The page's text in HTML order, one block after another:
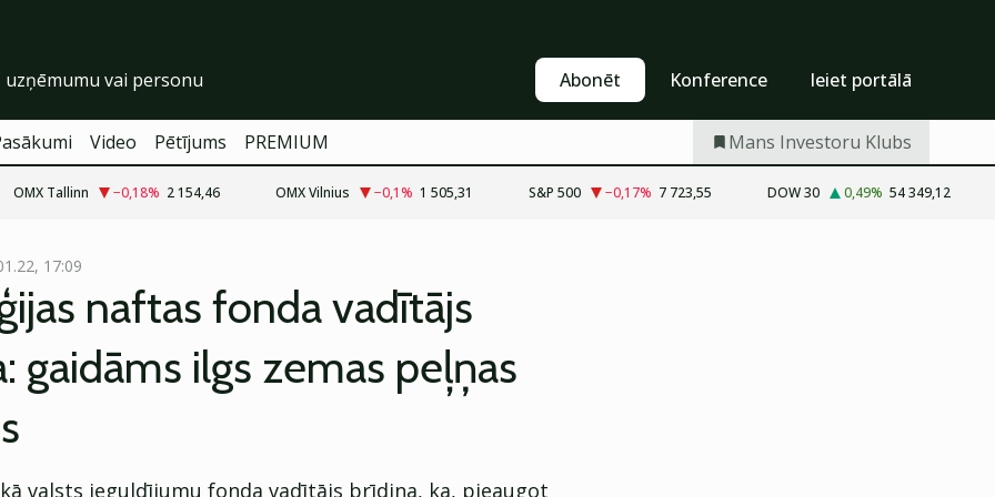
Abonēt Konference Ieiet portālā
Video Pētījums PREMIUM Mans Investoru Klubs
OMX Tallinn −0,18% 2 154,46 OMX Vilnius −0,1% 1 505,31 S&P 500 −0,17% 7 723,55 DOW 30 0,49% 54 349,12
17:09
naftas fonda vadītājs
gaidāms ilgs zemas peļņas
valsts ieguldījumu fonda vadītājs brīdina, ka, pieaugot